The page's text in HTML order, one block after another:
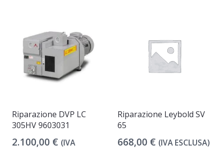
Riparazione DVP LC
305HV 9603031
2.100,00 € (IVA
Riparazione Leybold SV
65
668,00 € (IVA ESCLUSA)